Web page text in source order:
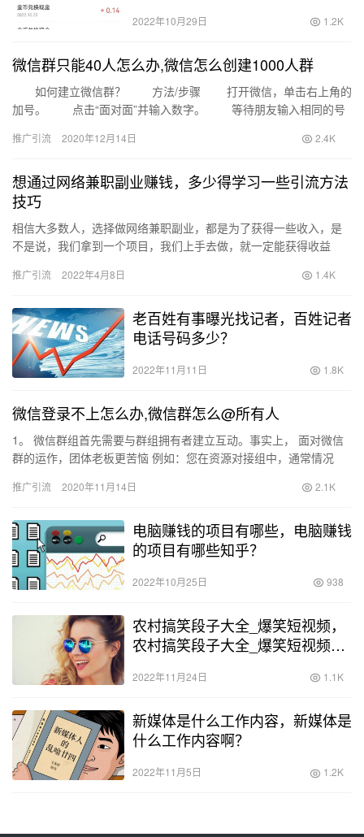
2022年10月29日 1.2K
微信群只能40人怎么办,微信怎么创建1000人群
如何建立微信群？ 方法/步骤 打开微信，单击右上角的
加号。 点击“面对面”并输入数字。 等待朋友输入相同的号
推广引流 2020年12月14日 2.4K
想通过网络兼职副业赚钱，多少得学习一些引流方法
技巧
相信大多数人，选择做网络兼职副业，都是为了获得一些收入，是
不是说，我们拿到一个项目，我们上手去做，就一定能获得收益
道，网络…
推广引流 2022年4月8日 1.4K
老百姓有事曝光找记者，百姓记者
电话号码多少？
2022年11月11日 1.8K
微信登录不上怎么办,微信群怎么@所有人
1。 微信群组首先需要与群组拥有者建立互动。事实上， 面对微信
群的运作，团体老板更苦恼 例如：您在资源对接组中，通常情况
流…
推广引流 2020年11月14日 2.1K
电脑赚钱的项目有哪些，电脑赚钱
的项目有哪些知乎？
2022年10月25日 938
农村搞笑段子大全_爆笑短视频，
农村搞笑段子大全_爆笑短视频合
2022年11月24日 1.1K
新媒体是什么工作内容，新媒体是
什么工作内容啊？
2022年11月5日 1.2K